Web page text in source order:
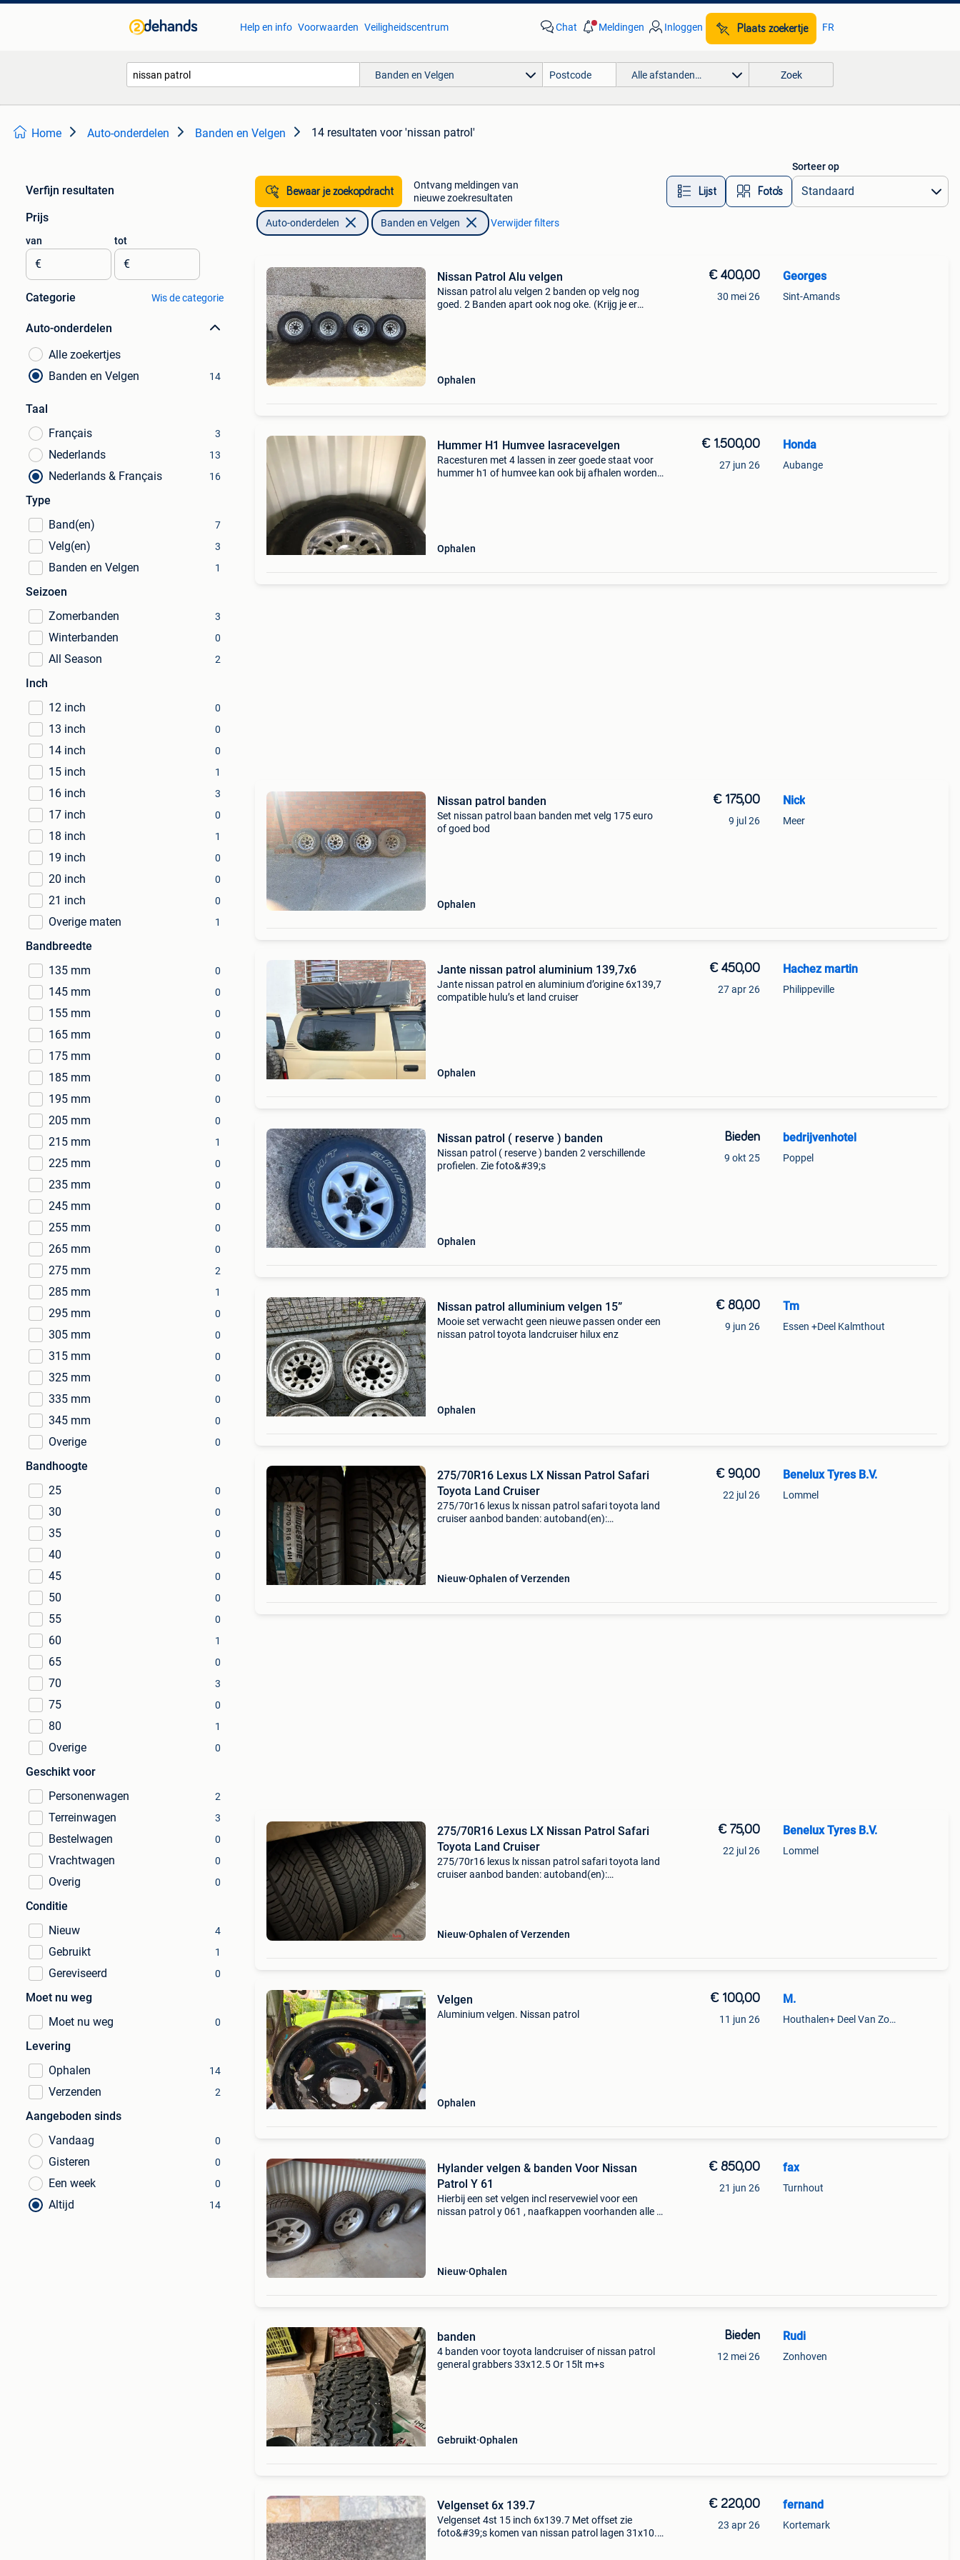
Help en info Voorwaarden Veiligheidscentrum Chat Meldingen Inloggen Plaats zoekertje FR
Banden en Velgen Alle afstanden… Zoek
Home Auto-onderdelen Banden en Velgen 14 resultaten voor 'nissan patrol'
Verfijn resultaten
Prijs
van
€
tot
€
Categorie Wis de categorie
Auto-onderdelen
Alle zoekertjes
Banden en Velgen
14
Taal
Français
3
Nederlands 13
Nederlands & Français 16
Type
Band(en)
7
Velg(en) 3
Banden en Velgen 1
Seizoen
Zomerbanden
3
Winterbanden 0
All Season 2
Inch
12 inch
0
13 inch 0
14 inch 0
15 inch 1
16 inch 3
17 inch 0
18 inch 1
19 inch 0
20 inch 0
21 inch 0
Overige maten 1
Bandbreedte
135 mm
0
145 mm 0
155 mm 0
165 mm 0
175 mm 0
185 mm 0
195 mm 0
205 mm 0
215 mm 1
225 mm 0
235 mm 0
245 mm 0
255 mm 0
265 mm 0
275 mm 2
285 mm 1
295 mm 0
305 mm 0
315 mm 0
325 mm 0
335 mm 0
345 mm 0
Overige 0
Bandhoogte
25
0
30 0
35 0
40 0
45 0
50 0
55 0
60 1
65 0
70 3
75 0
80 1
Overige 0
Geschikt voor
Personenwagen
2
Terreinwagen 3
Bestelwagen 0
Vrachtwagen 0
Overig 0
Conditie
Nieuw
4
Gebruikt 1
Gereviseerd 0
Moet nu weg
Moet nu weg
0
Levering
Ophalen
14
Verzenden 2
Aangeboden sinds
Vandaag
0
Gisteren 0
Een week 0
Altijd 14
Bewaar je zoekopdracht
Ontvang meldingen van
nieuwe zoekresultaten
Lijst Foto’s
Sorteer op
Auto-onderdelen Banden en Velgen Verwijder filters
Nissan Patrol Alu velgen
Nissan patrol alu velgen 2 banden op velg nog
goed. 2 Banden apart ook nog oke. (Krijg je er
Ophalen
€ 400,00
30 mei 26
Georges
Sint-Amands
Hummer H1 Humvee lasracevelgen
Racesturen met 4 lassen in zeer goede staat voor
hummer h1 of humvee kan ook bij afhalen worden
Ophalen
€ 1.500,00
27 jun 26
Honda
Aubange
Nissan patrol banden
Set nissan patrol baan banden met velg 175 euro
of goed bod
Ophalen
€ 175,00
9 jul 26
Nick
Meer
Jante nissan patrol aluminium 139,7x6
Jante nissan patrol en aluminium d’origine 6x139,7
compatible hulu’s et land cruiser
Ophalen
€ 450,00
27 apr 26
Hachez martin
Philippeville
Nissan patrol ( reserve ) banden
Nissan patrol ( reserve ) banden 2 verschillende
profielen. Zie foto&#39;s
Ophalen
Bieden
9 okt 25
bedrijvenhotel
Poppel
Nissan patrol alluminium velgen 15”
Mooie set verwacht geen nieuwe passen onder een
nissan patrol toyota landcruiser hilux enz
Ophalen
€ 80,00
9 jun 26
Tm
Essen +Deel Kalmthout
275/70R16 Lexus LX Nissan Patrol Safari
Toyota Land Cruiser
275/70r16 lexus lx nissan patrol safari toyota land
cruiser aanbod banden: autoband(en):
Nieuw Ophalen of Verzenden
€ 90,00
22 jul 26
Benelux Tyres B.V.
Lommel
275/70R16 Lexus LX Nissan Patrol Safari
Toyota Land Cruiser
275/70r16 lexus lx nissan patrol safari toyota land
cruiser aanbod banden: autoband(en):
Nieuw Ophalen of Verzenden
€ 75,00
22 jul 26
Benelux Tyres B.V.
Lommel
Velgen
Aluminium velgen. Nissan patrol
Ophalen
€ 100,00
11 jun 26
M.
Houthalen+ Deel Van Zonhoven En Zolder
Hylander velgen & banden Voor Nissan
Patrol Y 61
Hierbij een set velgen incl reservewiel voor een
nissan patrol y 061 , naafkappen voorhanden alle 5
Nieuw Ophalen
€ 850,00
21 jun 26
fax
Turnhout
banden
4 banden voor toyota landcruiser of nissan patrol
general grabbers 33x12.5 Or 15lt m+s
Gebruikt Ophalen
Bieden
12 mei 26
Rudi
Zonhoven
Velgenset 6x 139.7
Velgenset 4st 15 inch 6x139.7 Met offset zie
foto&#39;s komen van nissan patrol lagen 31x10.5
€ 220,00
23 apr 26
fernand
Kortemark